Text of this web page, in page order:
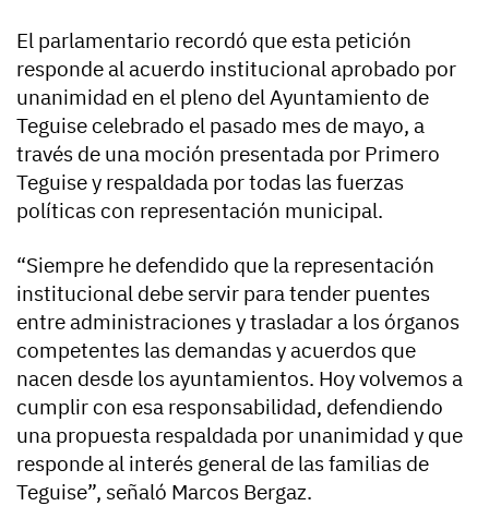
El parlamentario recordó que esta petición
responde al acuerdo institucional aprobado por
unanimidad en el pleno del Ayuntamiento de
Teguise celebrado el pasado mes de mayo, a
través de una moción presentada por Primero
Teguise y respaldada por todas las fuerzas
políticas con representación municipal.
“Siempre he defendido que la representación
institucional debe servir para tender puentes
entre administraciones y trasladar a los órganos
competentes las demandas y acuerdos que
nacen desde los ayuntamientos. Hoy volvemos a
cumplir con esa responsabilidad, defendiendo
una propuesta respaldada por unanimidad y que
responde al interés general de las familias de
Teguise”, señaló Marcos Bergaz.